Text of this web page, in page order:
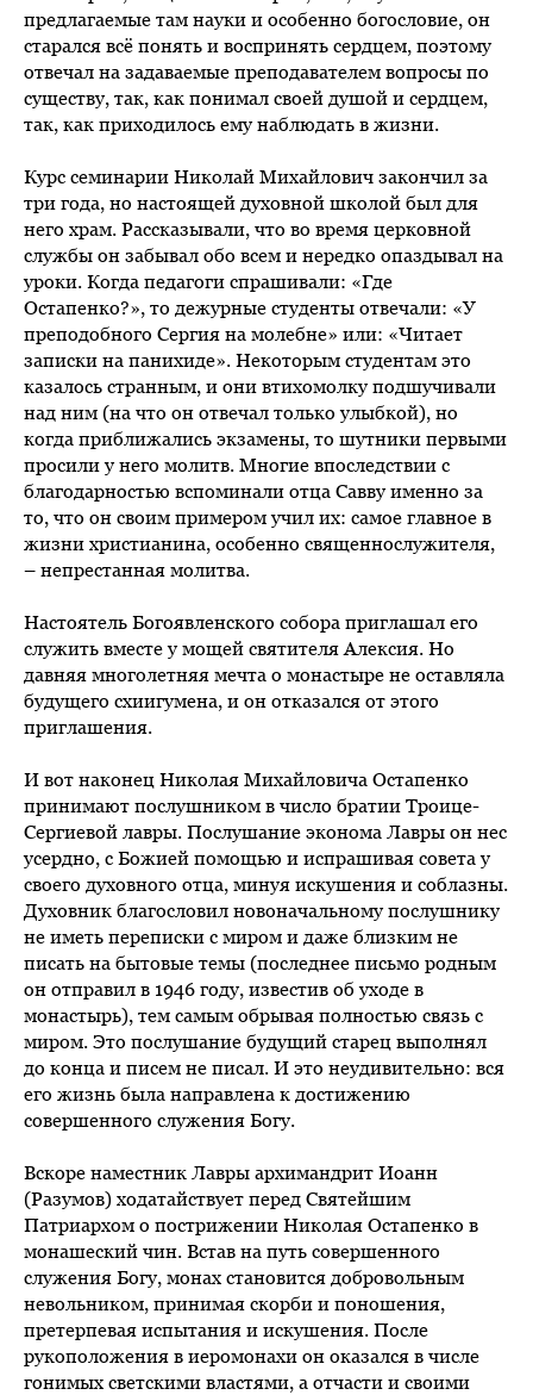
предлагаемые там науки и особенно богословие, он
старался всё понять и воспринять сердцем, поэтому
отвечал на задаваемые преподавателем вопросы по
существу, так, как понимал своей душой и сердцем,
так, как приходилось ему наблюдать в жизни.
Курс семинарии Николай Михайлович закончил за
три года, но настоящей духовной школой был для
него храм. Рассказывали, что во время церковной
службы он забывал обо всем и нередко опаздывал на
уроки. Когда педагоги спрашивали: «Где
Остапенко?», то дежурные студенты отвечали: «У
преподобного Сергия на молебне» или: «Читает
записки на панихиде». Некоторым студентам это
казалось странным, и они втихомолку подшучивали
над ним (на что он отвечал только улыбкой), но
когда приближались экзамены, то шутники первыми
просили у него молитв. Многие впоследствии с
благодарностью вспоминали отца Савву именно за
то, что он своим примером учил их: самое главное в
жизни христианина, особенно священнослужителя,
– непрестанная молитва.
Настоятель Богоявленского собора приглашал его
служить вместе у мощей святителя Алексия. Но
давняя многолетняя мечта о монастыре не оставляла
будущего схиигумена, и он отказался от этого
приглашения.
И вот наконец Николая Михайловича Остапенко
принимают послушником в число братии Троице-
Сергиевой лавры. Послушание эконома Лавры он нес
усердно, с Божией помощью и испрашивая совета у
своего духовного отца, минуя искушения и соблазны.
Духовник благословил новоначальному послушнику
не иметь переписки с миром и даже близким не
писать на бытовые темы (последнее письмо родным
он отправил в 1946 году, известив об уходе в
монастырь), тем самым обрывая полностью связь с
миром. Это послушание будущий старец выполнял
до конца и писем не писал. И это неудивительно: вся
его жизнь была направлена к достижению
совершенного служения Богу.
Вскоре наместник Лавры архимандрит Иоанн
(Разумов) ходатайствует перед Святейшим
Патриархом о пострижении Николая Остапенко в
монашеский чин. Встав на путь совершенного
служения Богу, монах становится добровольным
невольником, принимая скорби и поношения,
претерпевая испытания и искушения. После
рукоположения в иеромонахи он оказался в числе
гонимых светскими властями, а отчасти и своими